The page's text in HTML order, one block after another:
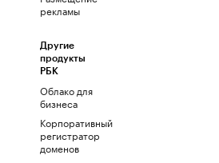
рекламы
Другие
продукты
РБК
Облако для
бизнеса
Корпоративный
регистратор
доменов